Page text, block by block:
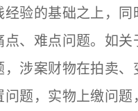
经验的基础之上，同
点、难点问题。如关
，涉案财物在拍卖、
问题，实物上缴问题